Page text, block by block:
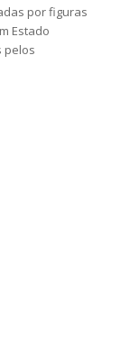
por figuras
Estado
pelos